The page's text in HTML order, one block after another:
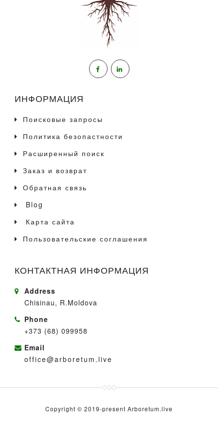
ИНФОРМАЦИЯ
Поисковые запросы
Политика безопастности
Расширенный поиск
Заказ и возврат
Обратная связь
Blog
Карта сайта
Пользовательские соглашения
КОНТАКТНАЯ ИНФОРМАЦИЯ
Address
Chisinau, R.Moldova
Phone
+373 (68) 099958
Email
office@arboretum.live
Copyright © 2019-present Arboretum.live